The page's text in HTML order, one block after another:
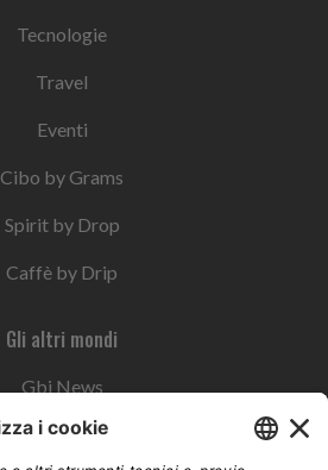
Tecnologie
Travel
Eventi
Cibo by Grams
Spirit by Drop
Caffè by Drip
Gli altri mondi
Gbi News
Instoremag